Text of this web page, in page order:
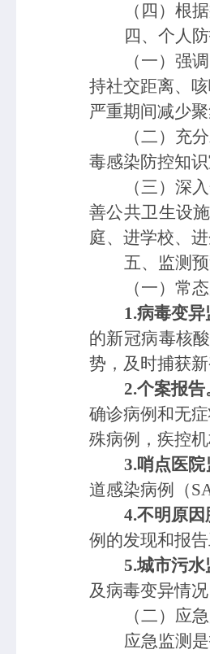
（ 四 ） 根
四、个人
（一） 强调
持社交距离、
严重期间减少
（二） 充
毒感染防控知
（三） 深
善公共卫生设
庭、进学校、
五、监测
（一）常
1.病毒变异
的新冠病毒核
势，及时捕获
2.个案报告
确诊病例和无
殊病例，疾控
3.哨点医院
道感染病例（
4.不明原因
例的发现和报告
5.城市污水
及病毒变异情况
（二）应
应急监测